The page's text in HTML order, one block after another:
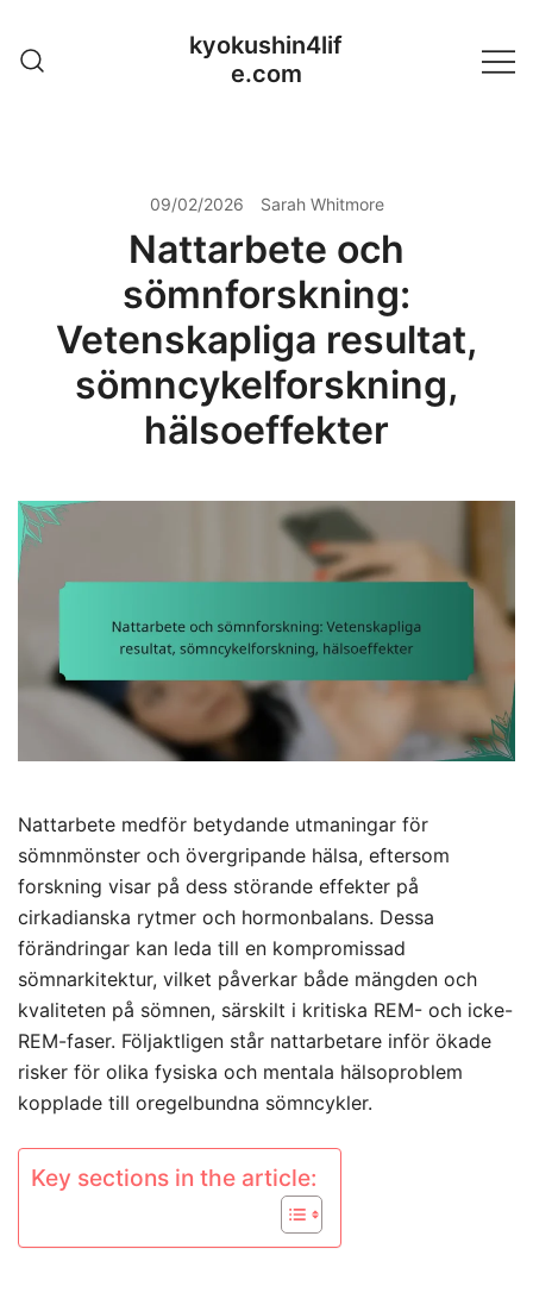
content
kyokushin4lif
e.com
09/02/2026 Sarah Whitmore
Nattarbete och
sömnforskning:
Vetenskapliga resultat,
sömncykelforskning,
hälsoeffekter
Nattarbete medför betydande utmaningar för
sömnmönster och övergripande hälsa, eftersom
forskning visar på dess störande effekter på
cirkadianska rytmer och hormonbalans. Dessa
förändringar kan leda till en kompromissad
sömnarkitektur, vilket påverkar både mängden och
kvaliteten på sömnen, särskilt i kritiska REM- och icke-
REM-faser. Följaktligen står nattarbetare inför ökade
risker för olika fysiska och mentala hälsoproblem
kopplade till oregelbundna sömncykler.
Key sections in the article: